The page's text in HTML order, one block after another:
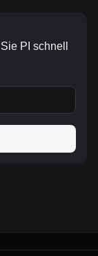
PI schnell